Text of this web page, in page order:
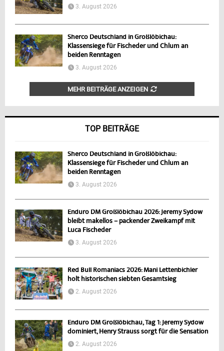
3. August 2026
Sherco Deutschland in Großlöbichau:
Klassensiege für Fischeder und Chlum an
beiden Renntagen
3. August 2026
MEHR BEITRÄGE ANZEIGEN
TOP BEITRÄGE
Sherco Deutschland in Großlöbichau:
Klassensiege für Fischeder und Chlum an
beiden Renntagen
3. August 2026
Enduro DM Großlöbichau 2026: Jeremy Sydow
bleibt makellos – packender Zweikampf mit
Luca Fischeder
3. August 2026
Red Bull Romaniacs 2026: Mani Lettenbichler
holt historischen siebten Gesamtsieg
2. August 2026
Enduro DM Großlöbichau, Tag 1: Jeremy Sydow
dominiert, Henry Strauss sorgt für die Sensation
2. August 2026